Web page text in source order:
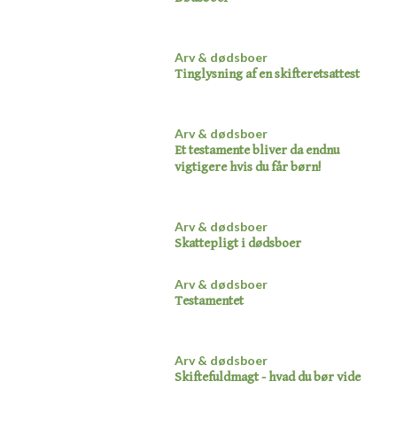
Arv & dødsboer
Tinglysning af en skifteretsattest​
Arv & dødsboer
Et testamente bliver da endnu
vigtigere hvis du får børn!​
Arv & dødsboer
Skattepligt i dødsboer​
Arv & dødsboer
Testamente​t
Arv & dødsboer​
Skiftefuldmagt - hvad du bør vide